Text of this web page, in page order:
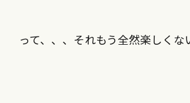
って、、、それもう全然楽しくな